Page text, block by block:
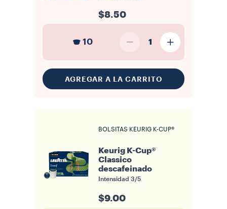
$8.50
10 1
AGREGAR A LA CARRITO
BOLSITAS KEURIG K-CUP®
Keurig K-Cup®
Classico
descafeinado
Intensidad 3/5
$9.00